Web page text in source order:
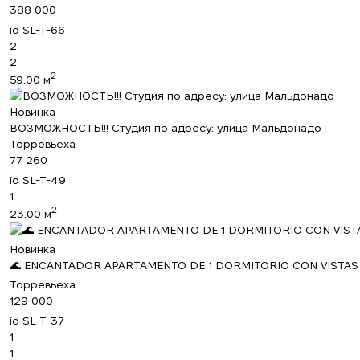
388 000
id SL-T-66
2
2
59.00 м2
Новинка
ВОЗМОЖНОСТЬ!!! Студия по адресу: улица Мальдонадо
Торревьеха
77 260
id SL-T-49
1
23.00 м2
Новинка
🌊 ENCANTADOR APARTAMENTO DE 1 DORMITORIO CON
Торревьеха
129 000
id SL-T-37
1
1